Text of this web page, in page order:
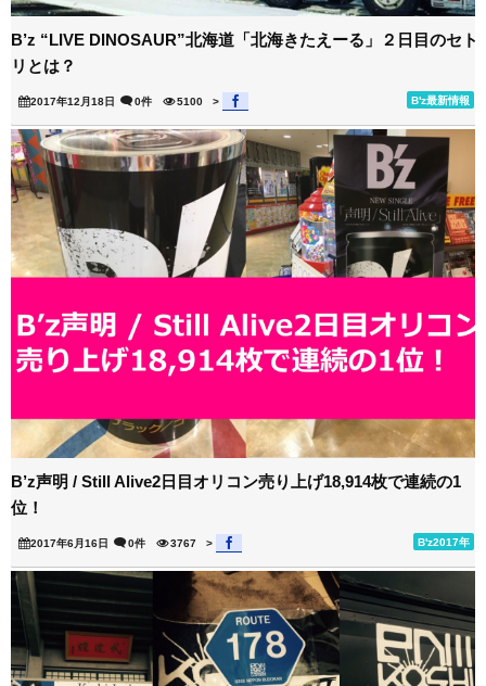
B’z “LIVE DINOSAUR”北海道「北海きたえーる」２日目のセト
リとは？
2017年12月18日 B'z最新情報
0件 5100 >
B’z声明 / Still Alive2日目オリコン売り上げ18,914枚で連続の1
位！
2017年6月16日 B'z2017年
0件 3767 >